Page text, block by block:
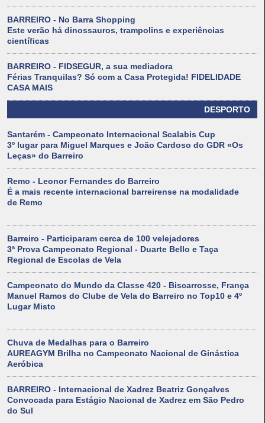
BARREIRO - No Barra Shopping
Este verão há dinossauros, trampolins e experiências
científicas
BARREIRO - FIDSEGUR, a sua mediadora
Férias Tranquilas? Só com a Casa Protegida! FIDELIDADE
CASA MAIS
DESPORTO
Santarém - Campeonato Internacional Scalabis Cup
3º lugar para Miguel Marques e João Cardoso do GDR «Os
Leças» do Barreiro
Remo - Leonor Fernandes do Barreiro
É a mais recente internacional barreirense na modalidade
de Remo
Barreiro - Participaram cerca de 100 velejadores
3ª Prova Campeonato Regional - Duarte Bello e Taça
Regional de Escolas de Vela
Campeonato do Mundo da Classe 420 - Biscarrosse, França
Manuel Ramos do Clube de Vela do Barreiro no Top10 e 4º
Lugar Misto
Chuva de Medalhas para o Barreiro
AUREAGYM Brilha no Campeonato Nacional de Ginástica
Aeróbica
BARREIRO - Internacional de Xadrez Beatriz Gonçalves
Convocada para Estágio Nacional de Xadrez em São Pedro
do Sul